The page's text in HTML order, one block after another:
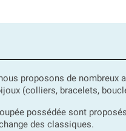
proposons de nombreux
(colliers, bracelets,
possédée sont
des classiques.